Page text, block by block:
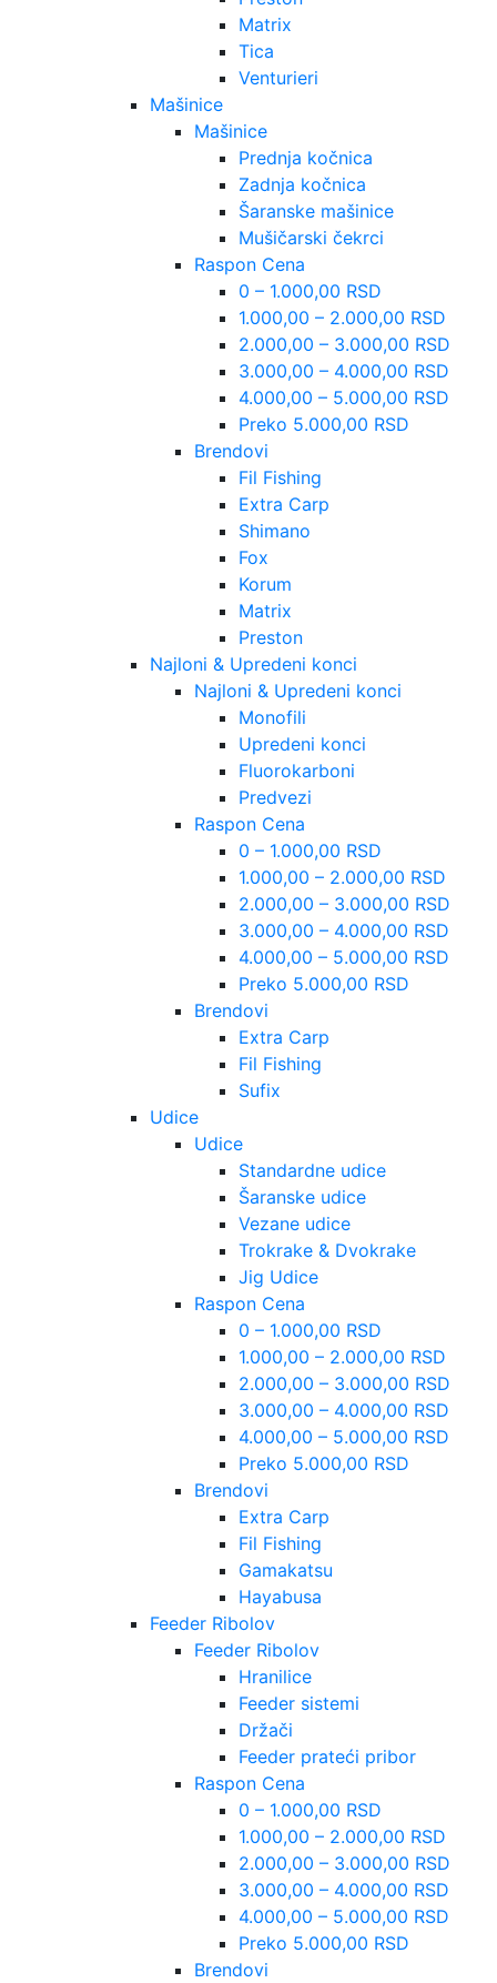
Matrix
Tica
Venturieri
Mašinice
Mašinice
Prednja kočnica
Zadnja kočnica
Šaranske mašinice
Mušičarski čekrci
Raspon Cena
0 – 1.000,00 RSD
1.000,00 – 2.000,00 RSD
2.000,00 – 3.000,00 RSD
3.000,00 – 4.000,00 RSD
4.000,00 – 5.000,00 RSD
Preko 5.000,00 RSD
Brendovi
Fil Fishing
Extra Carp
Shimano
Fox
Korum
Matrix
Preston
Najloni & Upredeni konci
Najloni & Upredeni konci
Monofili
Upredeni konci
Fluorokarboni
Predvezi
Raspon Cena
0 – 1.000,00 RSD
1.000,00 – 2.000,00 RSD
2.000,00 – 3.000,00 RSD
3.000,00 – 4.000,00 RSD
4.000,00 – 5.000,00 RSD
Preko 5.000,00 RSD
Brendovi
Extra Carp
Fil Fishing
Sufix
Udice
Udice
Standardne udice
Šaranske udice
Vezane udice
Trokrake & Dvokrake
Jig Udice
Raspon Cena
0 – 1.000,00 RSD
1.000,00 – 2.000,00 RSD
2.000,00 – 3.000,00 RSD
3.000,00 – 4.000,00 RSD
4.000,00 – 5.000,00 RSD
Preko 5.000,00 RSD
Brendovi
Extra Carp
Fil Fishing
Gamakatsu
Hayabusa
Feeder Ribolov
Feeder Ribolov
Hranilice
Feeder sistemi
Držači
Feeder prateći pribor
Raspon Cena
0 – 1.000,00 RSD
1.000,00 – 2.000,00 RSD
2.000,00 – 3.000,00 RSD
3.000,00 – 4.000,00 RSD
4.000,00 – 5.000,00 RSD
Preko 5.000,00 RSD
Brendovi